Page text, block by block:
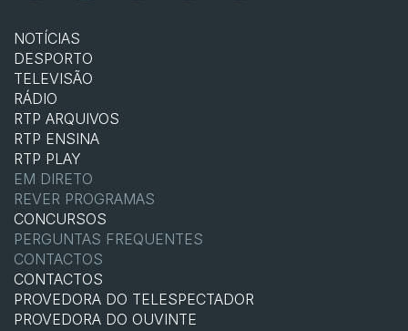
NOTÍCIAS
DESPORTO
TELEVISÃO
RÁDIO
RTP ARQUIVOS
RTP ENSINA
RTP PLAY
EM DIRETO
REVER PROGRAMAS
CONCURSOS
PERGUNTAS FREQUENTES
CONTACTOS
CONTACTOS
PROVEDORA DO TELESPECTADOR
PROVEDORA DO OUVINTE